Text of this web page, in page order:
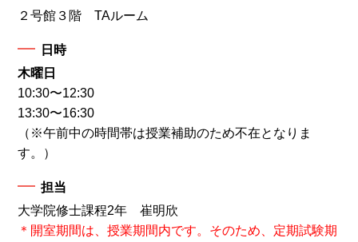
２号館３階 TAルーム
日時
木曜日
10:30〜12:30
13:30〜16:30
（※午前中の時間帯は授業補助のため不在となりま
す。）
担当
大学院修士課程2年 崔明欣
＊開室期間は、授業期間内です。そのため、定期試験期